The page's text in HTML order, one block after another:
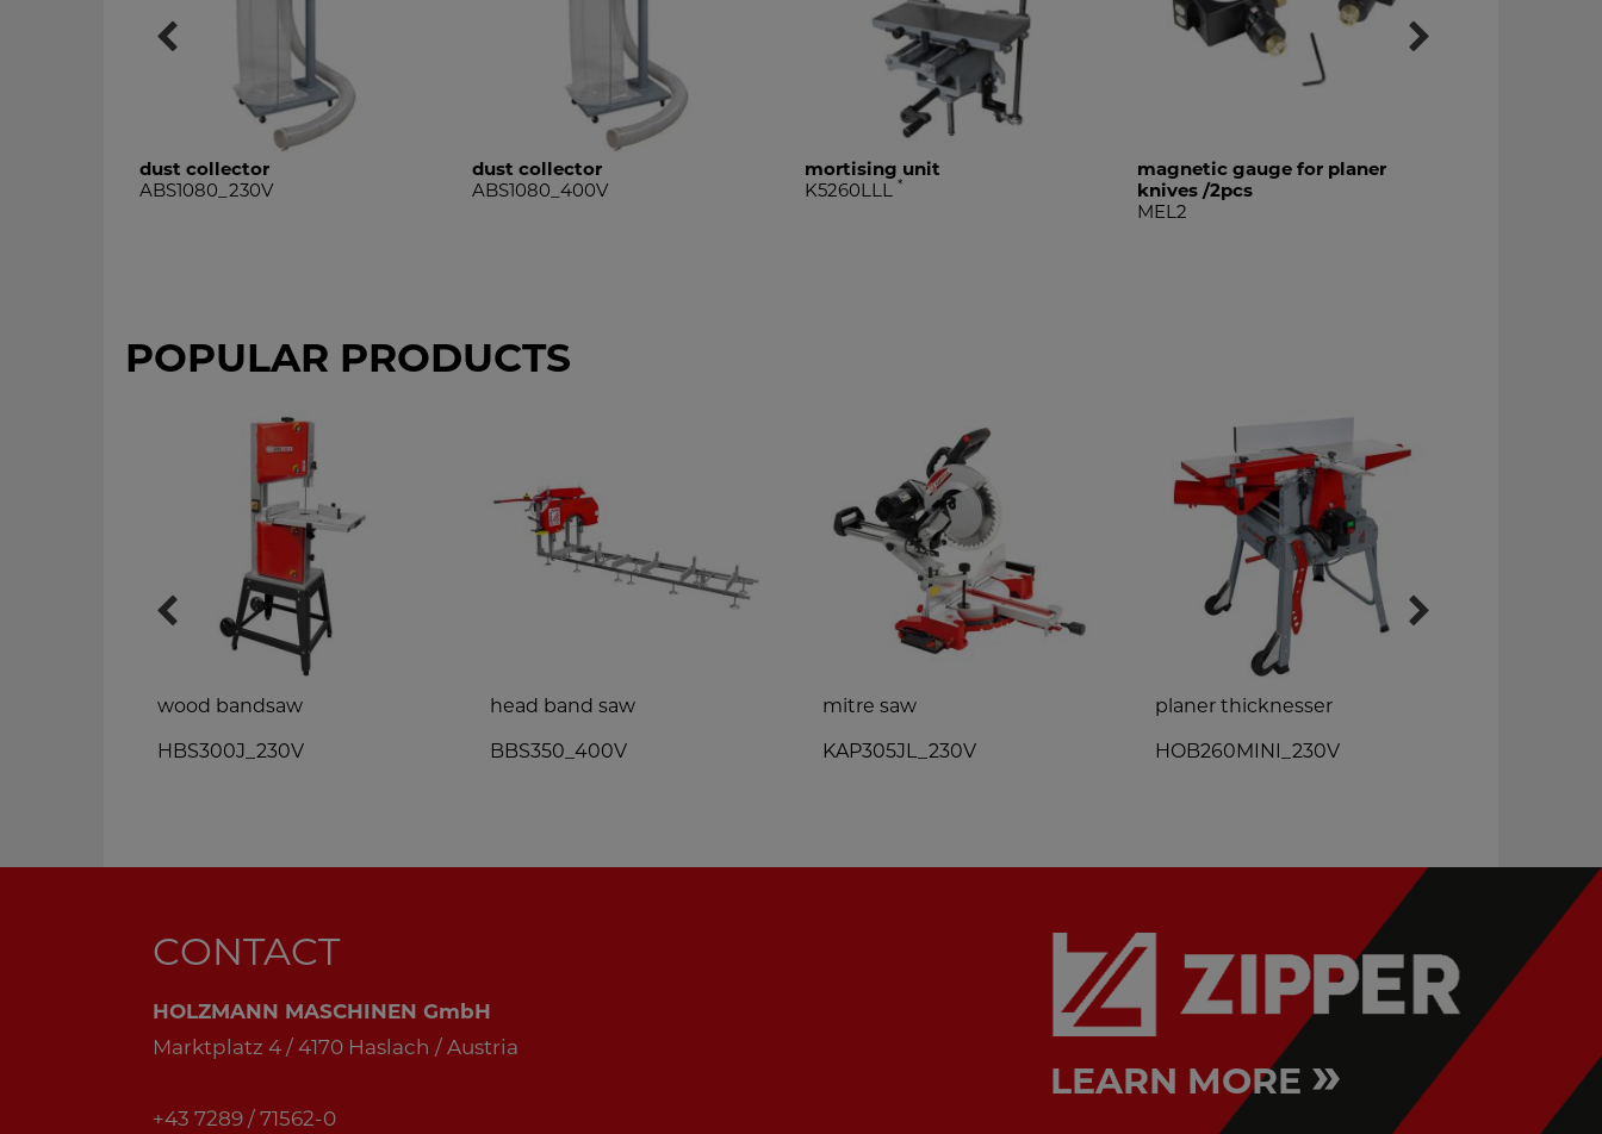
dust collector
ABS1080_230V
dust collector
ABS1080_400V
mortising unit
K5260LLL *
magnetic gauge for planer
knives /2pcs
MEL2
POPULAR PRODUCTS
wood bandsaw
HBS300J_230V
head band saw
BBS350_400V
mitre saw
KAP305JL_230V
planer thicknesser
HOB260MINI_230V
CONTACT
HOLZMANN MASCHINEN GmbH
Marktplatz 4 / 4170 Haslach / Austria
+43 7289 / 71562-0
LEARN MORE »